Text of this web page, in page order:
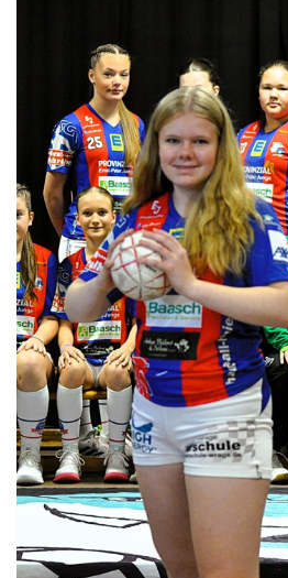
Training & Termine
DIENSTE (SR/KG/VK)
Die SpecialHaie
Teams
Trainer
ALLE SPIELE
HAIE TV
NEWSLETTER
DIE HAIE I Intern
Partner